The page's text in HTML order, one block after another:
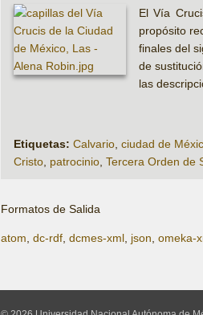
El Vía
propósito
finales del
de
las
Etiquetas: Calvario, ciudad de
Cristo, patrocinio, Tercera Orden de
Formatos de Salida
atom dc-rdf dcmes-xml json omeka-